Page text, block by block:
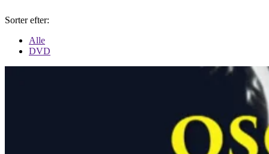
Sorter efter:
Alle
DVD